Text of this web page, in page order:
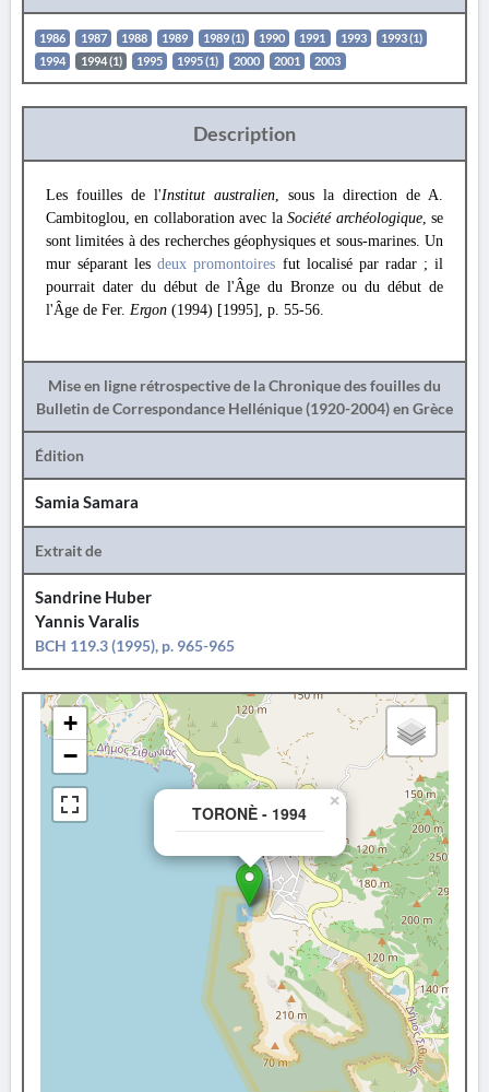
1986 1987 1988 1989 1989 (1) 1990 1991 1993
1993 (1)
1994
1994 (1) 1995 1995 (1) 2000 2001 2003
Description
Les fouilles de l'Institut australien, sous la direction de A.
Cambitoglou, en collaboration avec laSociété archéologique, se
sont limitées à des recherches géophysiques et sous-marines. Un
mur séparant lesdeux promontoires fut localisé par radar ; il
pourrait dater du début de l'Âge du Bronze ou du début de
l'Âge de Fer. Ergon (1994) [1995], p. 55-56.
Mise en ligne rétrospective de la Chronique des fouilles du
Bulletin de Correspondance Hellénique (1920-2004) en Grèce
Édition
Samia Samara
Extrait de
Sandrine Huber
Yannis Varalis
BCH 119.3 (1995), p. 965-965
TORONÈ - 1994
×
+
−